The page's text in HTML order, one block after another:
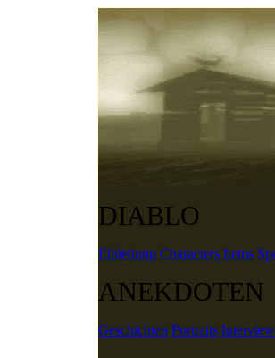
DIABLO
Einleitung Characters Items
ANEKDOTEN
Geschichten Portraits